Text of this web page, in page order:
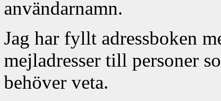
användarnamn.
Jag har fyllt adressboken
mejladresser till personer
behöver veta.